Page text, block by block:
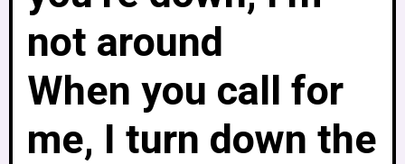
not around
When you call for
me, I turn down the